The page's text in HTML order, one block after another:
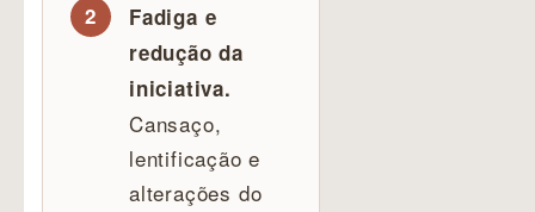
Fadiga e
redução da
iniciativa.
Cansaço,
lentificação e
alterações do